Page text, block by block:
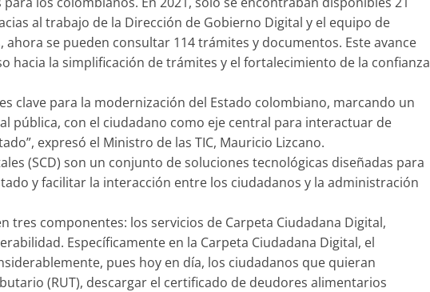
al trabajo de la Dirección de Gobierno Digital y el equipo de
ahora se pueden consultar 114 trámites y documentos. Este avance
hacia la simplificación de trámites y el fortalecimiento de la confianza
clave para la modernización del Estado colombiano, marcando un
pública, con el ciudadano como eje central para interactuar de
expresó el Ministro de las TIC, Mauricio Lizcano.
(SCD) son un conjunto de soluciones tecnológicas diseñadas para
y facilitar la interacción entre los ciudadanos y la administración
tres componentes: los servicios de Carpeta Ciudadana Digital,
Específicamente en la Carpeta Ciudadana Digital, el
pues hoy en día, los ciudadanos que quieran
(RUT), descargar el certificado de deudores alimentarios